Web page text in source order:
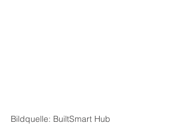
Bildquelle: BuiltSmart Hub